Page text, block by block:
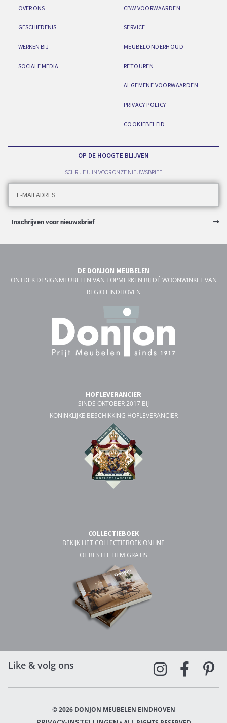
OVER ONS
GESCHIEDENIS
WERKEN BIJ
SOCIALE MEDIA
CBW VOORWAARDEN
SERVICE
MEUBELONDERHOUD
RETOUREN
ALGEMENE VOORWAARDEN
PRIVACY POLICY
COOKIEBELEID
OP DE HOOGTE BLIJVEN
SCHRIJF U IN VOOR ONZE NIEUWSBRIEF
Inschrijven voor nieuwsbrief
DE DONJON MEUBELEN
ONTDEK DESIGNMEUBELEN VAN TOPMERKEN BIJ DÉ WOONWINKEL VAN
REGIO EINDHOVEN
HOFLEVERANCIER
SINDS OKTOBER 2017 BIJ
KONINKLIJKE BESCHIKKING HOFLEVERANCIER
COLLECTIEBOEK
BEKIJK HET COLLECTIEBOEK ONLINE
OF BESTEL HEM GRATIS
Like & volg ons
© 2026 DONJON MEUBELEN EINDHOVEN